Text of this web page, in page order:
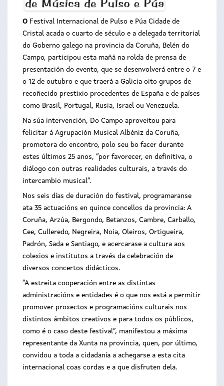
O Festival Internacional de Pulso e Púa Cidade de
Cristal acada o cuarto de século e a delegada territorial
do Goberno galego na provincia da Coruña, Belén do
Campo, participou esta mañá na rolda de prensa de
presentación do evento, que se desenvolverá entre o 7 e
o 12 de outubro e que traerá a Galicia oito grupos de
recoñecido prestixio procedentes de España e de países
como Brasil, Portugal, Rusia, Israel ou Venezuela.
Na súa intervención, Do Campo aproveitou para
felicitar á Agrupación Musical Albéniz da Coruña,
promotora do encontro, polo seu bo facer durante
estes últimos 25 anos, “por favorecer, en definitiva, o
diálogo con outras realidades culturais, a través do
intercambio musical”.
Nos seis días de duración do festival, programaranse
ata 35 actuacións en quince concellos da provincia: A
Coruña, Arzúa, Bergondo, Betanzos, Cambre, Carballo,
Cee, Culleredo, Negreira, Noia, Oleiros, Ortigueira,
Padrón, Sada e Santiago, e acercarase a cultura aos
colexios e institutos a través da celebración de
diversos concertos didácticos.
“A estreita cooperación entre as distintas
administracións e entidades é o que nos está a permitir
promover proxectos e programacións culturais nos
distintos ámbitos creativos e para todos os públicos,
como é o caso deste festival”, manifestou a máxima
representante da Xunta na provincia, quen, por último,
convidou a toda a cidadanía a achegarse a esta cita
internacional coas cordas e a que disfruten dela.